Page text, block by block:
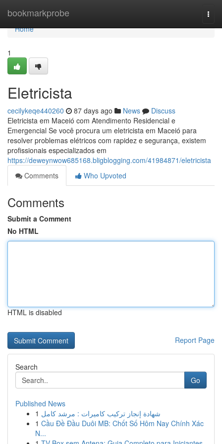
bookmarkprobe
Home
Home
1
Eletricista
cecilykeqe440260 87 days ago News
Discuss
Eletricista em Maceió com Atendimento Residencial e
Emergencial Se você procura um eletricista em Maceió para
resolver problemas elétricos com rapidez e segurança, existem
profissionais especializados em
https://deweynwow685168.bligblogging.com/41984871/eletricista
Comments
Who Upvoted
Comments
Submit a Comment
No HTML
HTML is disabled
Report Page
Search
Go
Published News
1 شهادة إنجاز تركيب كاميرات : مرشد كامل
1 Cầu Đề Đầu Duôi MB: Chốt Số Hôm Nay Chính Xác
N...